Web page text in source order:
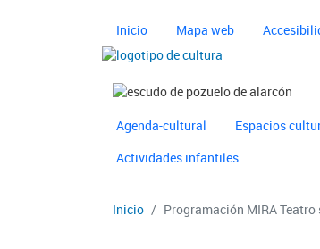
Navegación
Inicio Mapa web
Imagen
Imagen
Ayuntamiento de Pozuelo
Navegación
Agenda-cultural Espacios
Actividades infantiles
Inicio Programación MIRA Teatro